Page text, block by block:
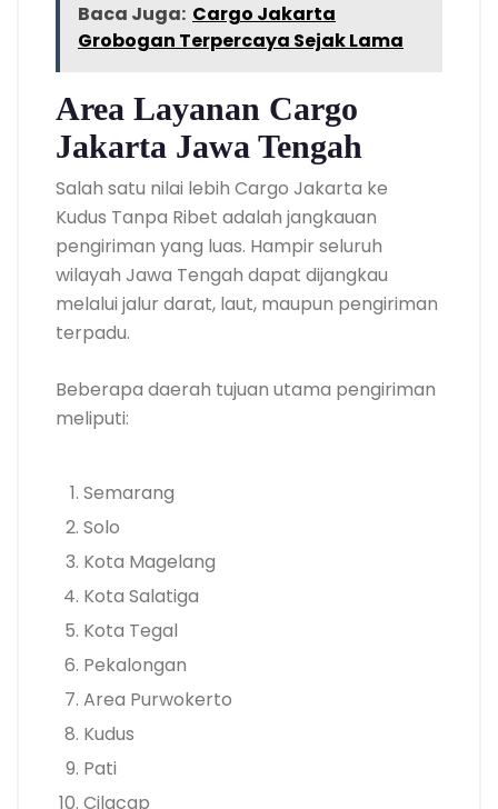
Baca Juga: Cargo Jakarta
Grobogan Terpercaya Sejak Lama
Area Layanan Cargo
Jakarta Jawa Tengah
Salah satu nilai lebih Cargo Jakarta ke
Kudus Tanpa Ribet adalah jangkauan
pengiriman yang luas. Hampir seluruh
wilayah Jawa Tengah dapat dijangkau
melalui jalur darat, laut, maupun pengiriman
terpadu.
Beberapa daerah tujuan utama pengiriman
meliputi:
Semarang
Solo
Kota Magelang
Kota Salatiga
Kota Tegal
Pekalongan
Area Purwokerto
Kudus
Pati
Cilacap